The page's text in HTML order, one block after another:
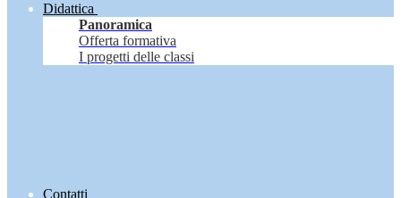
Didattica
Panoramica
Offerta formativa
I progetti delle classi
Contatti